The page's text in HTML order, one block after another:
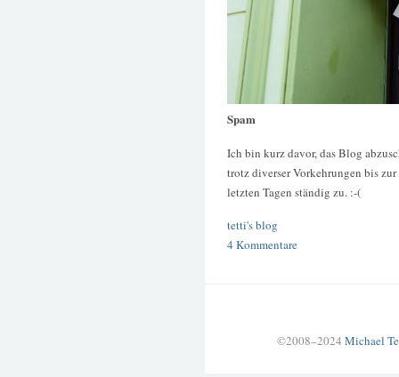
Spam
Ich bin kurz davor, das Blog
trotz diverser Vorkehrungen bis
letzten Tagen ständig zu. :-(
tetti's blog
4 Kommentare
©2008–2024 Michael